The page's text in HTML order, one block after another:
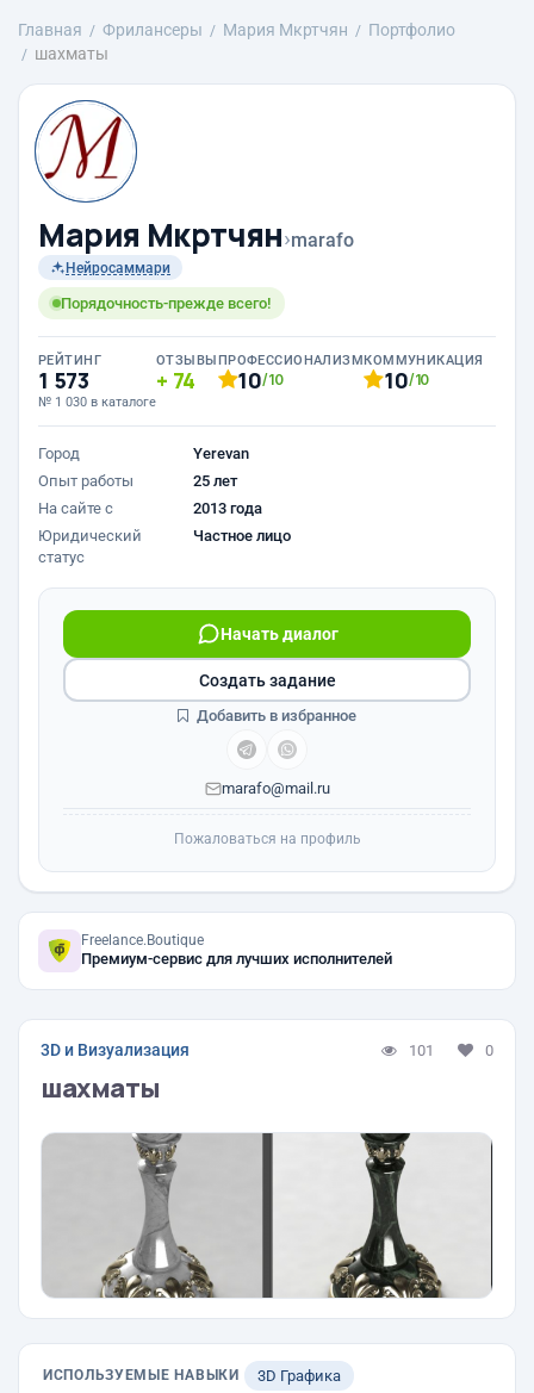
Главная Фрилансеры Mария Мкртчян
Портфолио
шахматы
Mария Мкртчян›marafo
Нейросаммари
Порядочность-прежде всего!
РЕЙТИНГ
1 573
№ 1 030 в каталоге
ОТЗЫВЫ
74
ПРОФЕССИОНАЛИЗМ
10/10
КОММУНИКАЦИЯ
10/10
Город
Yerevan
Опыт работы
25 лет
На сайте с
2013 года
Юридический
статус
Частное лицо
Начать диалог
marafo@mail.ru
Создать задание
Добавить в избранное
Пожаловаться на профиль
Freelance.Boutique
Премиум-сервис для лучших исполнителей
3D и Визуализация 101 0
шахматы
ИСПОЛЬЗУЕМЫЕ НАВЫКИ 3D Графика